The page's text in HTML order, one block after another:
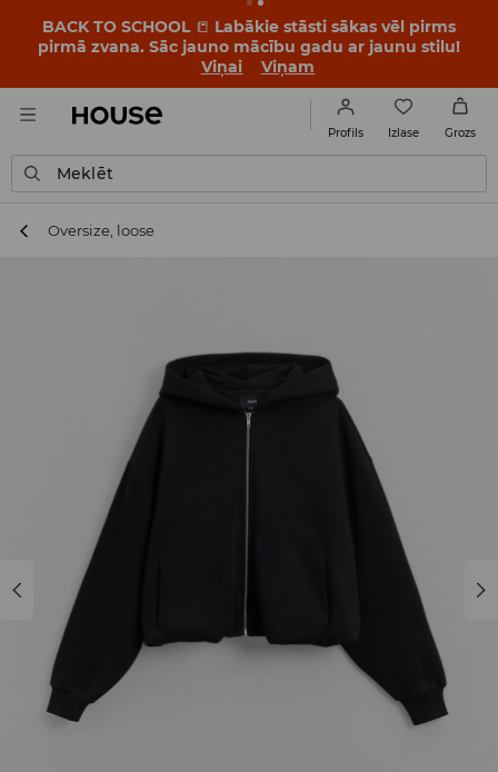
BACK TO SCHOOL 📒 Labākie stāsti sākas vēl pirms
pirmā zvana. Sāc jauno mācību gadu ar jaunu stilu!
Viņai
Viņam
Profils Izlase Grozs
Meklēt
Oversize, loose